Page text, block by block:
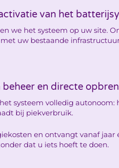
van het
we het systeem op uw site.
uw bestaande
en directe
systeem volledig autonoom:
bij piekverbruik.
en ontvangt vanaf jaar
dat u iets hoeft te doen.